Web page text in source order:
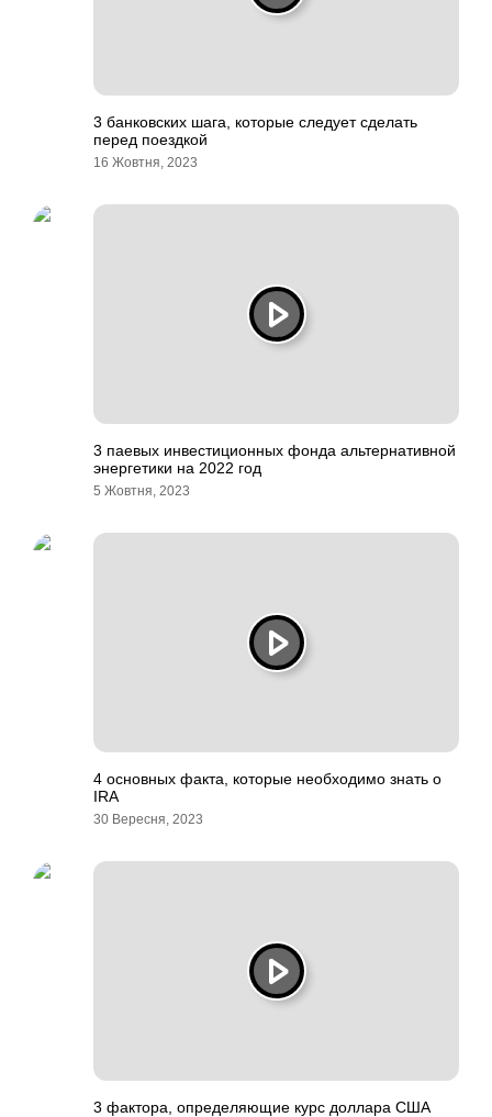
3 банковских шага, которые следует сделать
перед поездкой
16 Жовтня, 2023
3 паевых инвестиционных фонда альтернативной
энергетики на 2022 год
5 Жовтня, 2023
4 основных факта, которые необходимо знать о
IRA
30 Вересня, 2023
3 фактора, определяющие курс доллара США